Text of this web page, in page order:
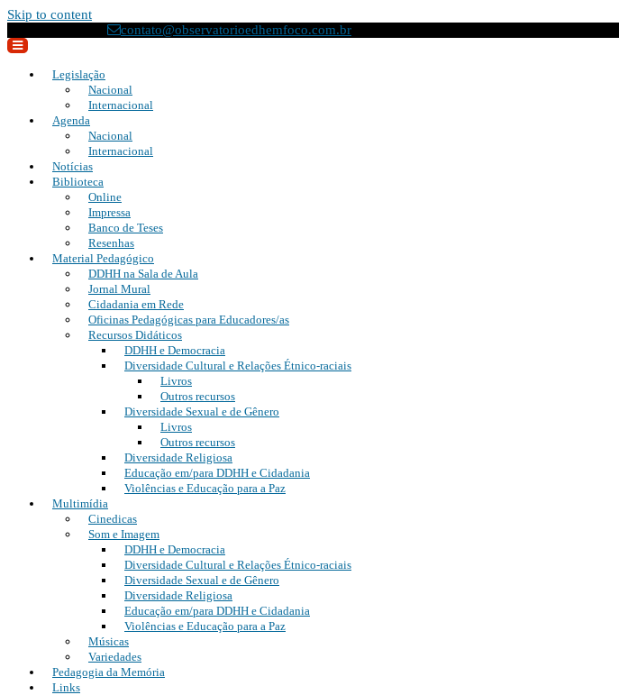
Skip to content
contato@observatorioedhemfoco.com.br
Legislação
Nacional
Internacional
Agenda
Nacional
Internacional
Notícias
Biblioteca
Online
Impressa
Banco de Teses
Resenhas
Material Pedagógico
DDHH na Sala de Aula
Jornal Mural
Cidadania em Rede
Oficinas Pedagógicas para Educadores/as
Recursos Didáticos
DDHH e Democracia
Diversidade Cultural e Relações Étnico-raciais
Livros
Outros recursos
Diversidade Sexual e de Gênero
Livros
Outros recursos
Diversidade Religiosa
Educação em/para DDHH e Cidadania
Violências e Educação para a Paz
Multimídia
Cinedicas
Som e Imagem
DDHH e Democracia
Diversidade Cultural e Relações Étnico-raciais
Diversidade Sexual e de Gênero
Diversidade Religiosa
Educação em/para DDHH e Cidadania
Violências e Educação para a Paz
Músicas
Variedades
Pedagogia da Memória
Links